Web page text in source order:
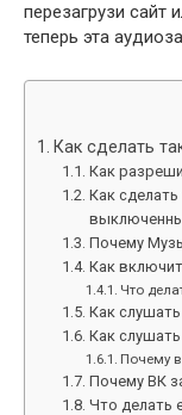
перезагрузи сайт
теперь эта
Как сделать
Как
Как
Почему
Как
Что
Как
Как
Почему
Почему ВК
Что делать